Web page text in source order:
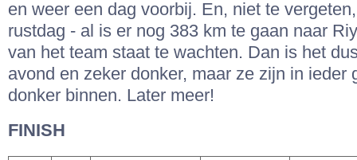
en weer een dag voorbij. En, niet te
rustdag - al is er nog 383 km te gaan naar
van het team staat te wachten. Dan is het
avond en zeker donker, maar ze zijn in ieder
donker binnen. Later meer!
FINISH